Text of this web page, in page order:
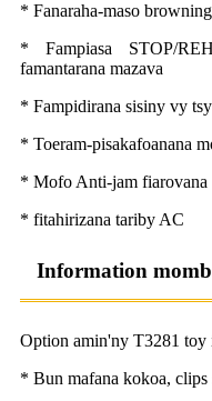
* Fanaraha-maso
* Fampiasa STOP/
famantarana mazava
* Fampidirana sisiny vy
* Toeram-pisakafoanana
* Mofo Anti-jam fiarovana
* fitahirizana tariby AC
Information
Option amin'ny T3281 toy
* Bun mafana kokoa, clips